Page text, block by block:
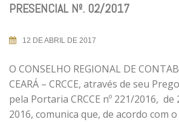
PRESENCIAL Nº. 02/2017
12 DE ABRIL DE 2017
O CONSELHO REGIONAL DE
CEARÁ – CRCCE, através de seu
pela Portaria CRCCE nº 221/2016,
2016, comunica que, de acordo com